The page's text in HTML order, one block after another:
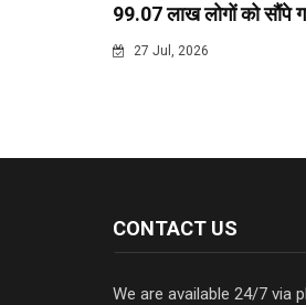
99.07 लाख लोगों को सौंपे
27 Jul, 2026
CONTACT US
We are available 24/7 via